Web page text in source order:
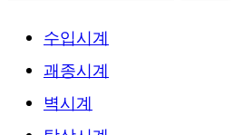
수입시계
괘종시계
벽시계